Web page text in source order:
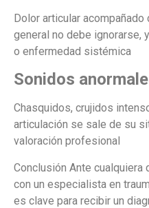
Dolor articular
general no debe ignorarse,
o enfermedad sistémica
Sonidos
Chasquidos, crujidos
articulación se sale de su
valoración profesional
Conclusión Ante
con un especialista en
es clave para recibir un